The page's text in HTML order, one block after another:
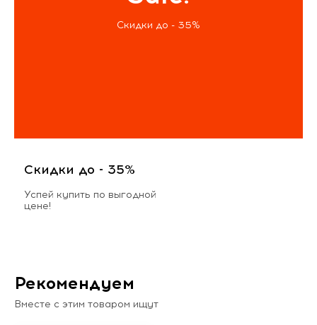
Скидки до - 35%
Скидки до - 35%
Успей купить по выгодной
цене!
Рекомендуем
Вместе с этим товаром ищут